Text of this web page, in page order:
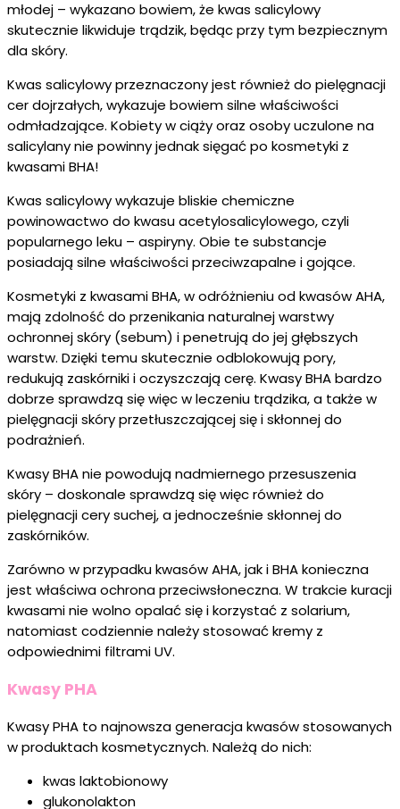
młodej – wykazano bowiem, że kwas salicylowy
skutecznie likwiduje trądzik, będąc przy tym bezpiecznym
dla skóry.
Kwas salicylowy przeznaczony jest również do pielęgnacji
cer dojrzałych, wykazuje bowiem silne właściwości
odmładzające. Kobiety w ciąży oraz osoby uczulone na
salicylany nie powinny jednak sięgać po kosmetyki z
kwasami BHA!
Kwas salicylowy wykazuje bliskie chemiczne
powinowactwo do kwasu acetylosalicylowego, czyli
popularnego leku – aspiryny. Obie te substancje
posiadają silne właściwości przeciwzapalne i gojące.
Kosmetyki z kwasami BHA, w odróżnieniu od kwasów AHA,
mają zdolność do przenikania naturalnej warstwy
ochronnej skóry (sebum) i penetrują do jej głębszych
warstw. Dzięki temu skutecznie odblokowują pory,
redukują zaskórniki i oczyszczają cerę. Kwasy BHA bardzo
dobrze sprawdzą się więc w leczeniu trądzika, a także w
pielęgnacji skóry przetłuszczającej się i skłonnej do
podrażnień.
Kwasy BHA nie powodują nadmiernego przesuszenia
skóry – doskonale sprawdzą się więc również do
pielęgnacji cery suchej, a jednocześnie skłonnej do
zaskórników.
Zarówno w przypadku kwasów AHA, jak i BHA konieczna
jest właściwa ochrona przeciwsłoneczna. W trakcie kuracji
kwasami nie wolno opalać się i korzystać z solarium,
natomiast codziennie należy stosować kremy z
odpowiednimi filtrami UV.
Kwasy PHA
Kwasy PHA to najnowsza generacja kwasów stosowanych
w produktach kosmetycznych. Należą do nich:
kwas laktobionowy
glukonolakton